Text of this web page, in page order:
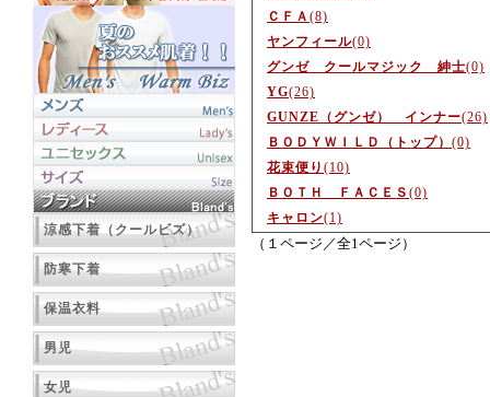
涼感下着（クールビズ）
防寒下着
保温衣料
男児
女児
ＣＦＡ (8)
ヤンフィール(0)
グンゼ クールマジック 紳士(0)
YG(26)
GUNZE（グンゼ） インナー(26)
ＢＯＤＹＷＩＬＤ（トップ） (0)
花束便り (10)
ＢＯＴＨ ＦＡＣＥＳ (0)
キャロン(1)
（１ページ／全1ページ）